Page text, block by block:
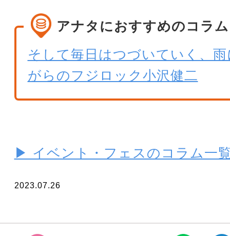
アナタにおすすめのコラム
そして毎日はつづいていく、
がらのフジロック小沢健二
▶ イベント・フェスのコラム一
2023.07.26